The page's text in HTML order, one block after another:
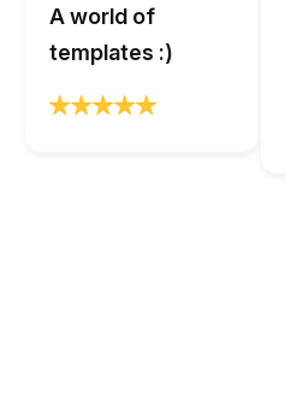
A world of
templates :)